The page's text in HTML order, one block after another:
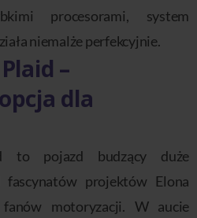
procesorami, system
niemalże perfekcyjnie.
–
dla
to pojazd budzący duże
fascynatów projektów Elona
motoryzacji. W aucie